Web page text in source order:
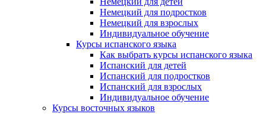
Немецкий для подростков
Немецкий для взрослых
Индивидуальное обучение
Курсы испанского языка
Как выбрать курсы испанского языка
Испанский для детей
Испанский для подростков
Испанский для взрослых
Индивидуальное обучение
Курсы восточных языков